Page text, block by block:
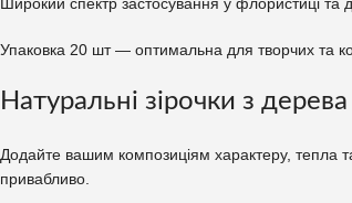
Широкий спектр застосування у флористиці та
Упаковка 20 шт — оптимальна для творчих та
Натуральні зірочки з
Додайте вашим композиціям характеру, тепла
привабливо.